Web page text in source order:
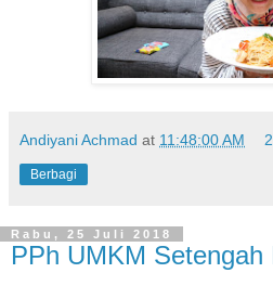
Andiyani Achmad at 11:48:00 AM
Berbagi
Rabu, 25 Juli 2018
PPh UMKM Setengah